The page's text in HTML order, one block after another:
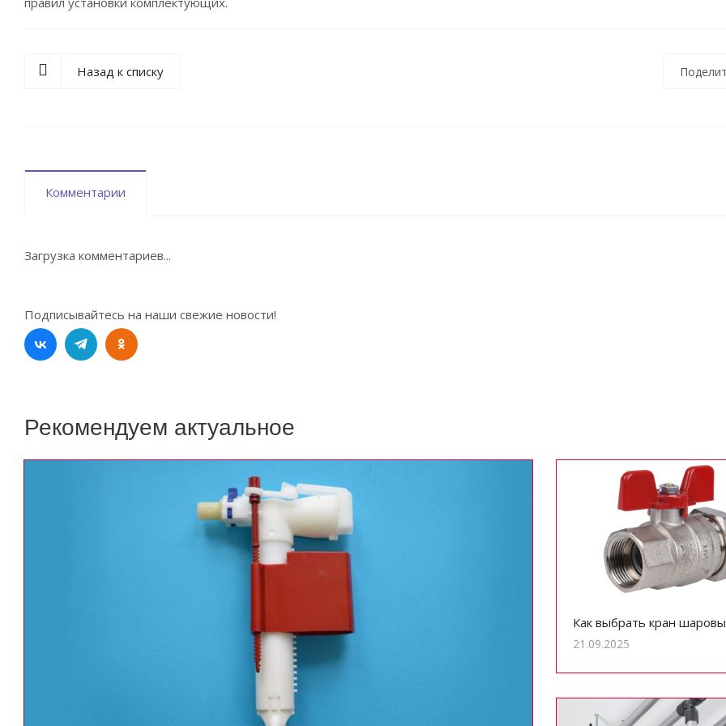
Назад к списку
Комментарии
Загрузка комментариев...
Подписывайтесь на наши свежие новости!
Рекомендуем актуальное
Как выбрать кран
21.09.2025